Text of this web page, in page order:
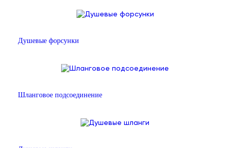
Душевые форсунки
Шланговое подсоединение